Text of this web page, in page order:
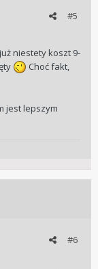
#5
niestety koszt 9-
Choć fakt,
jest lepszym
#6